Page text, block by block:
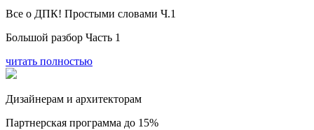
Все о ДПК! Простыми словами Ч.1
Большой разбор Часть 1
читать полностью
Дизайнерам и архитекторам
Партнерская программа до 15%